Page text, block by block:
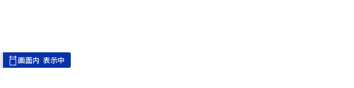
画面内 表示中